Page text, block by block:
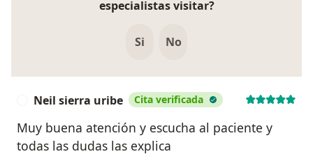
especialistas visitar?
Si No
Neil sierra uribe Cita verificada
Muy buena atención y escucha al paciente y
todas las dudas las explica